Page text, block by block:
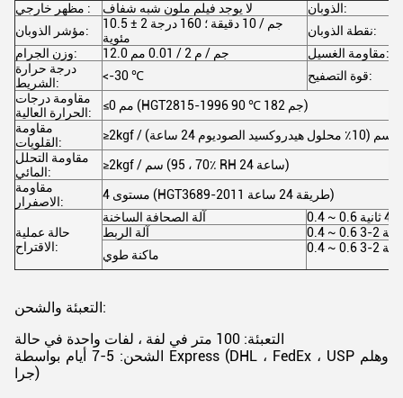
مظهر خارجي : لا يوجد فيلم ملون شبه شفاف الذوبان:
مؤشر الذوبان:
10.5 ± 2 جم / 10 دقيقة ؛ 160 درجة
مئوية
نقطة الذوبان:
وزن الجرام:
12.0 جم / م 2 / 0.01 مم مقاومة الغسيل:
درجة حرارة
الشريط:
<-30 ℃
قوة التصفيح:
مقاومة درجات
الحرارة العالية:
≤0 مم (HGT2815-1996 90 ℃ 182 جم)
مقاومة
القلويات:
≥2kgf / سم (10٪ محلول هيدروكسيد الصوديوم 24 ساعة)
مقاومة التحلل
المائي:
≥2kgf / سم (70 ، 95٪ RH 24 ساعة)
مقاومة
الاصفرار:
4 مستوى (HGT3689-2011 طريقة 24 ساعة)
حالة عملية
الاقتراح:
آلة الصحافة الساخنة
آلة الربط
ماكنة طوي
التعبئة والشحن:
التعبئة: 100 متر في لفة ، لفات واحدة في حالة
الشحن: 5-7 أيام بواسطة Express (DHL ، FedEx ، USP وهلم
جرا)